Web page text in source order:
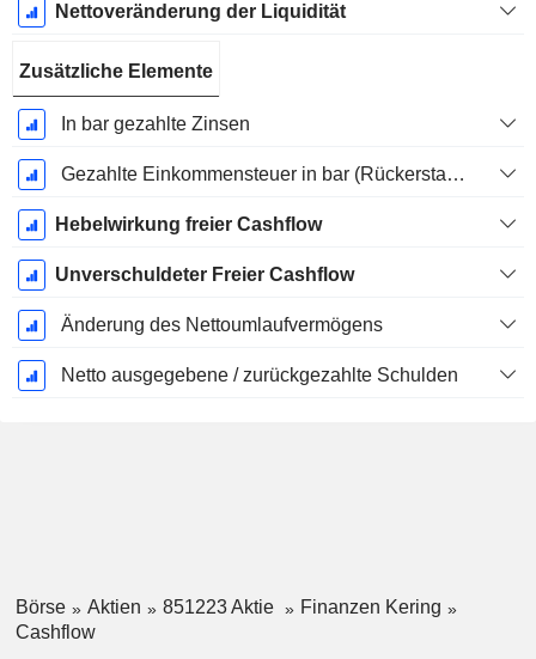
Nettoveränderung der Liquidität
Zusätzliche Elemente
In bar gezahlte Zinsen
Gezahlte Einkommensteuer in bar (Rückerstattung)
Hebelwirkung freier Cashflow
Unverschuldeter Freier Cashflow
Änderung des Nettoumlaufvermögens
Netto ausgegebene / zurückgezahlte Schulden
Börse Aktien 851223 Aktie
Finanzen Kering
Cashflow